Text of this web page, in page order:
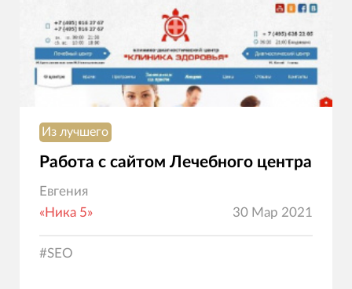
Из лучшего
Работа с сайтом Лечебного центра
Евгения
«Ника 5»
30 Мар 2021
#SEO